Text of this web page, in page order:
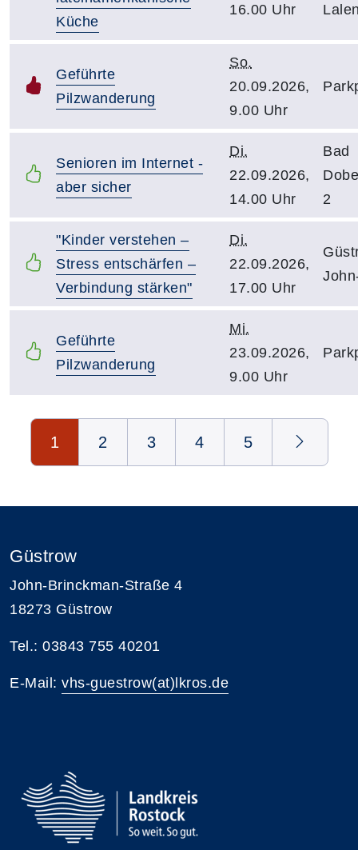
Küche
16.00 Uhr
Geführte
Pilzwanderung
So.
20.09.2026,
9.00 Uhr
Senioren im Internet -
aber sicher
Di.
22.09.2026,
14.00 Uhr
Bad
2
"Kinder verstehen –
Stress entschärfen –
Verbindung stärken"
Di.
22.09.2026,
17.00 Uhr
Geführte
Pilzwanderung
Mi.
23.09.2026,
9.00 Uhr
Seite 1 von 5
1 2 3 4 5
Güstrow
John-Brinckman-Straße 4
18273 Güstrow
Tel.: 03843 755 40201
E-Mail: vhs-guestrow(at)lkros.de